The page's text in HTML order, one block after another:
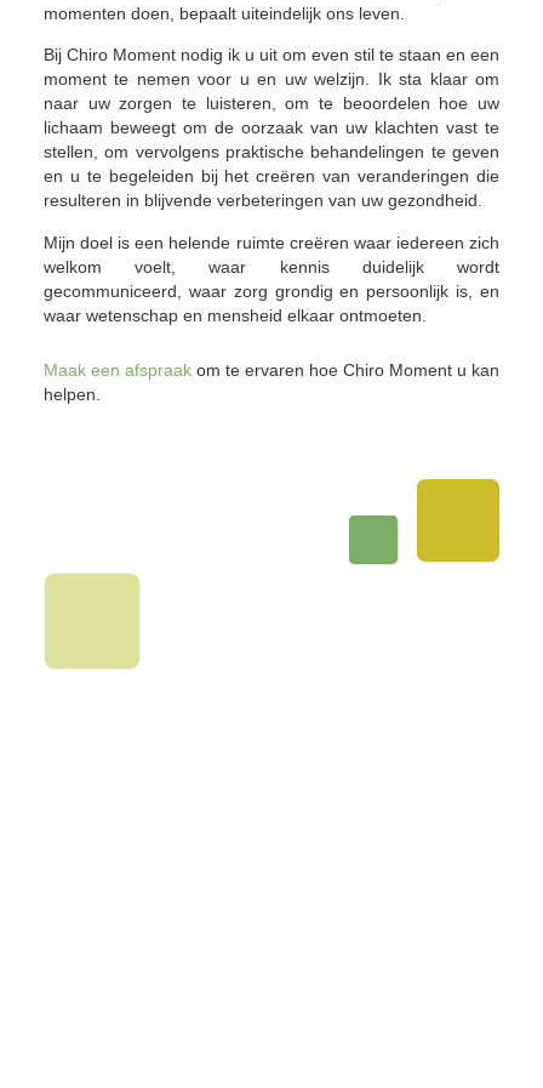
momenten doen, bepaalt uiteindelijk ons ​​leven.
Bij Chiro Moment nodig ik u uit om even stil te staan en een
moment te nemen voor u en uw welzijn. Ik sta klaar om
naar uw zorgen te luisteren, om te beoordelen hoe uw
lichaam beweegt om de oorzaak van uw klachten vast te
stellen, om vervolgens praktische behandelingen te geven
en u te begeleiden bij het creëren van veranderingen die
resulteren in blijvende verbeteringen van uw gezondheid.
Mijn doel is een helende ruimte creëren waar iedereen zich
welkom voelt, waar kennis duidelijk wordt
gecommuniceerd, waar zorg grondig en persoonlijk is, en
waar wetenschap en mensheid elkaar ontmoeten.
Maak een afspraakom te ervaren hoe Chiro Moment u kan
helpen.